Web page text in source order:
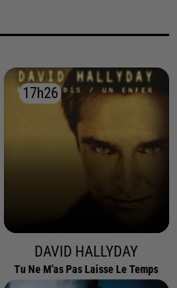
17h26
17h26
DAVID HALLYDAY
Tu Ne M'as Pas Laisse Le Temps